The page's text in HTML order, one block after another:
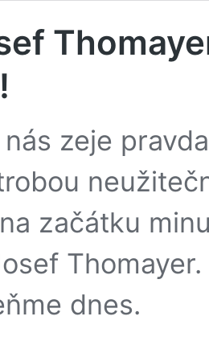
nás zeje
začátku
dnes.